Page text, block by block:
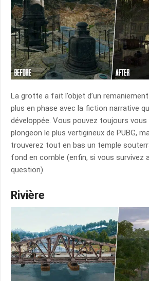
La grotte a fait l’objet d’un
plus en phase avec la fiction narrative
développée. Vous pouvez toujours vous
plongeon le plus vertigineux de PUBG,
trouverez tout en bas un temple
fond en comble (enfin, si vous survivez
question).
Rivière